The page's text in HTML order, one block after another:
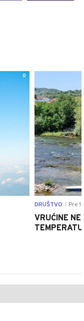
0
DRUŠTVO Pre
VRUĆINE